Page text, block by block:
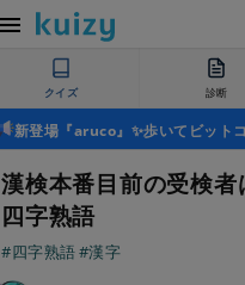
クイズ 診断
新登場『aruco』✨歩いてビット
漢検本番目前の受検
四字熟語
#四字熟語#漢字